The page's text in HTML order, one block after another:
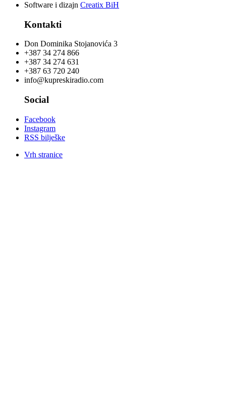
Software i dizajn Creatix BiH
Kontakti
Don Dominika Stojanovića 3
+387 34 274 866
+387 34 274 631
+387 63 720 240
info@kupreskiradio.com
Social
Facebook
Instagram
RSS bilješke
Vrh stranice